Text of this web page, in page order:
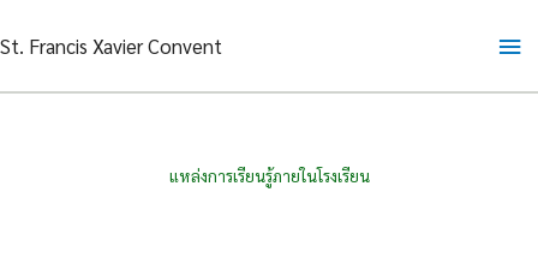
to
St. Francis Xavier Convent
แหล่งการเรียนรู้ภายในโรงเรียน